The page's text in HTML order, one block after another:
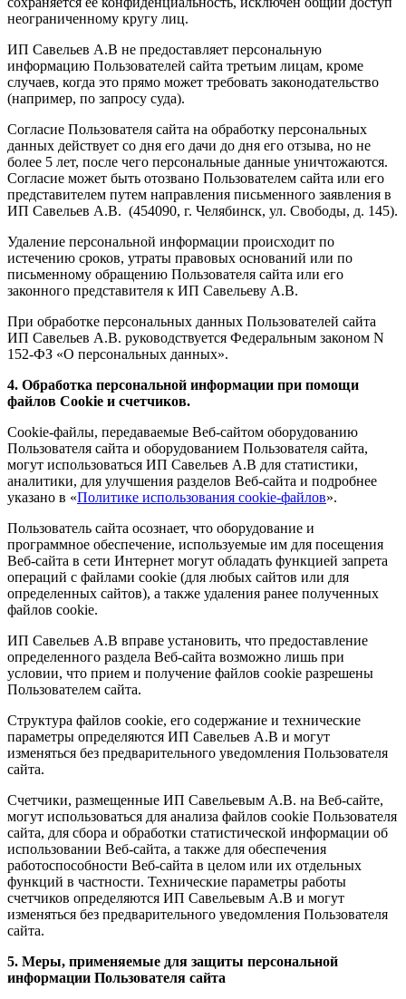
неограниченному кругу лиц.
ИП Савельев А.В не предоставляет персональную
информацию Пользователей сайта третьим лицам, кроме
случаев, когда это прямо может требовать законодательство
(например, по запросу суда).
Согласие Пользователя сайта на обработку персональных
данных действует со дня его дачи до дня его отзыва, но не
более 5 лет, после чего персональные данные уничтожаются.
Согласие может быть отозвано Пользователем сайта или его
представителем путем направления письменного заявления в
ИП Савельев А.В. (454090, г. Челябинск, ул. Свободы, д. 145).
Удаление персональной информации происходит по
истечению сроков, утраты правовых оснований или по
письменному обращению Пользователя сайта или его
законного представителя к ИП Савельеву А.В.
При обработке персональных данных Пользователей сайта
ИП Савельев А.В. руководствуется Федеральным законом N
152-ФЗ «О персональных данных».
4. Обработка персональной информации при помощи
файлов Cookie и счетчиков.
Cookie-файлы, передаваемые Веб-сайтом оборудованию
Пользователя сайта и оборудованием Пользователя сайта,
могут использоваться ИП Савельев А.В для статистики,
аналитики, для улучшения разделов Веб-сайта и подробнее
указано в «Политике использования cookie-файлов».
Пользователь сайта осознает, что оборудование и
программное обеспечение, используемые им для посещения
Веб-сайта в сети Интернет могут обладать функцией запрета
операций с файлами cookie (для любых сайтов или для
определенных сайтов), а также удаления ранее полученных
файлов cookie.
ИП Савельев А.В вправе установить, что предоставление
определенного раздела Веб-сайта возможно лишь при
условии, что прием и получение файлов cookie разрешены
Пользователем сайта.
Структура файлов cookie, его содержание и технические
параметры определяются ИП Савельев А.В и могут
изменяться без предварительного уведомления Пользователя
сайта.
Счетчики, размещенные ИП Савельевым А.В. на Веб-сайте,
могут использоваться для анализа файлов cookie Пользователя
сайта, для сбора и обработки статистической информации об
использовании Веб-сайта, а также для обеспечения
работоспособности Веб-сайта в целом или их отдельных
функций в частности. Технические параметры работы
счетчиков определяются ИП Савельевым А.В и могут
изменяться без предварительного уведомления Пользователя
сайта.
5. Меры, применяемые для защиты персональной
информации Пользователя сайта